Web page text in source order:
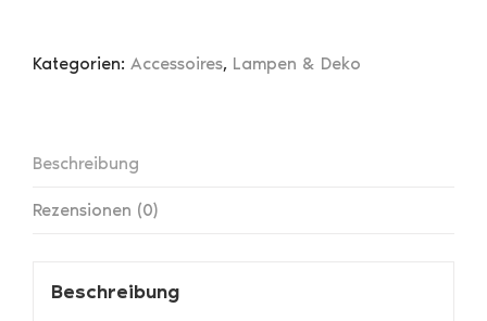
1797
Kategorien: Accessoires, Lampen & Deko
Beschreibung
Rezensionen (0)
Beschreibung